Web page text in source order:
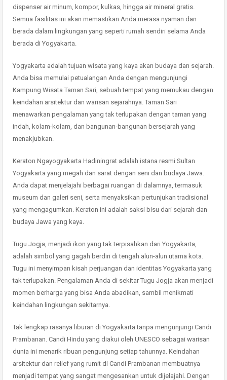
dispenser air minum, kompor, kulkas, hingga air mineral gratis.
Semua fasilitas ini akan memastikan Anda merasa nyaman dan
berada dalam lingkungan yang seperti rumah sendiri selama Anda
berada di Yogyakarta.
Yogyakarta adalah tujuan wisata yang kaya akan budaya dan sejarah.
Anda bisa memulai petualangan Anda dengan mengunjungi
Kampung Wisata Taman Sari, sebuah tempat yang memukau dengan
keindahan arsitektur dan warisan sejarahnya. Taman Sari
menawarkan pengalaman yang tak terlupakan dengan taman yang
indah, kolam-kolam, dan bangunan-bangunan bersejarah yang
menakjubkan.
Keraton Ngayogyakarta Hadiningrat adalah istana resmi Sultan
Yogyakarta yang megah dan sarat dengan seni dan budaya Jawa.
Anda dapat menjelajahi berbagai ruangan di dalamnya, termasuk
museum dan galeri seni, serta menyaksikan pertunjukan tradisional
yang mengagumkan. Keraton ini adalah saksi bisu dari sejarah dan
budaya Jawa yang kaya.
Tugu Jogja, menjadi ikon yang tak terpisahkan dari Yogyakarta,
adalah simbol yang gagah berdiri di tengah alun-alun utama kota.
Tugu ini menyimpan kisah perjuangan dan identitas Yogyakarta yang
tak terlupakan. Pengalaman Anda di sekitar Tugu Jogja akan menjadi
momen berharga yang bisa Anda abadikan, sambil menikmati
keindahan lingkungan sekitarnya.
Tak lengkap rasanya liburan di Yogyakarta tanpa mengunjungi Candi
Prambanan. Candi Hindu yang diakui oleh UNESCO sebagai warisan
dunia ini menarik ribuan pengunjung setiap tahunnya. Keindahan
arsitektur dan relief yang rumit di Candi Prambanan membuatnya
menjadi tempat yang sangat mengesankan untuk dijelajahi. Dengan